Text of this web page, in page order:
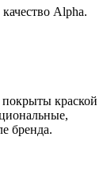
Alpha.
краской
бренда.